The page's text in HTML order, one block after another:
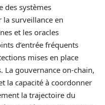
des systèmes
la surveillance en
et les oracles
d’entrée fréquents
mises en place
La gouvernance on-chain,
la capacité à coordonner
la trajectoire du